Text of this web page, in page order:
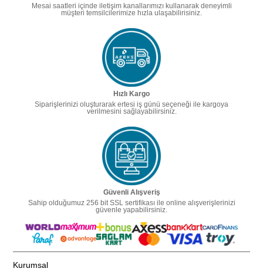
Mesai saatleri içinde iletişim kanallarımızı kullanarak deneyimli
müşteri temsilcilerimize hızla ulaşabilirisiniz.
Hızlı Kargo
Siparişlerinizi oluşturarak ertesi iş günü seçeneği ile kargoya
verilmesini sağlayabilirsiniz.
Güvenli Alışveriş
Sahip olduğumuz 256 bit SSL sertifikası ile online alışverişlerinizi
güvenle yapabilirsiniz.
Kurumsal